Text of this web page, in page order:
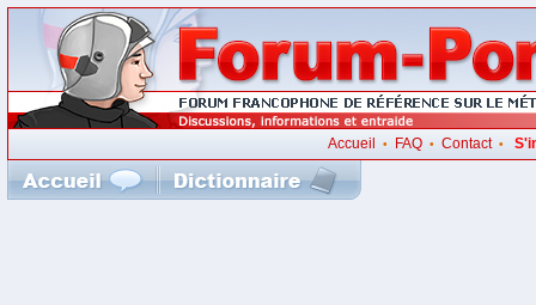
Accueil • FAQ• Contact•